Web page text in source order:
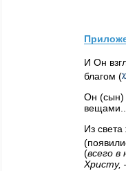
И Он
благом (
Он (сын)
вещами...
Из
(всего
Христу,